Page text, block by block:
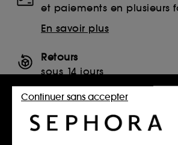
et paiements en plusieurs
En savoir plus
Retours
sous 14 jours
Retourner mon article
SERVICES, CONTACT ET CONDITIONS DES
Continuer sans accepter